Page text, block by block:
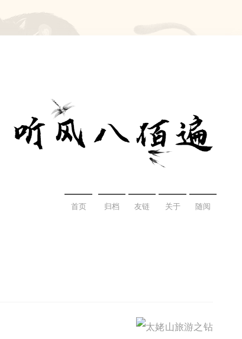
首页 归档 友链 关于 随阅